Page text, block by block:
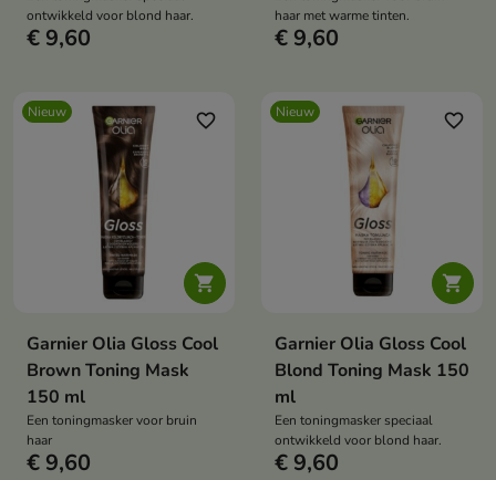
ontwikkeld voor blond haar.
€ 9,60
haar met warme tinten.
€ 9,60
Nieuw

favorite_border
Garnier Olia Gloss Cool
Brown Toning Mask
150 ml
Een toningmasker voor bruin
haar
€ 9,60
Nieuw

favorite_border
Garnier Olia Gloss Cool
Blond Toning Mask 150
ml
Een toningmasker speciaal
ontwikkeld voor blond haar.
€ 9,60